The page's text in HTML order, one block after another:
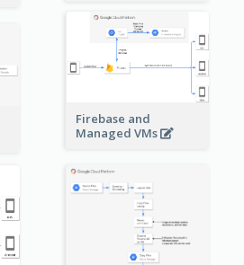
Firebase and
Managed VMs